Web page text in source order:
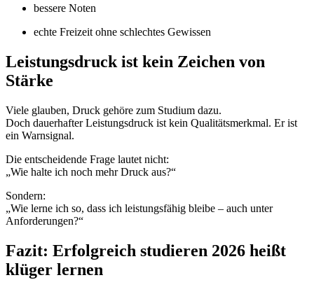
bessere Noten
echte Freizeit ohne schlechtes Gewissen
Leistungsdruck ist kein Zeichen von
Stärke
Viele glauben, Druck gehöre zum Studium dazu.
Doch dauerhafter Leistungsdruck ist kein Qualitätsmerkmal. Er ist
ein Warnsignal.
Die entscheidende Frage lautet nicht:
„Wie halte ich noch mehr Druck aus?“
Sondern:
„Wie lerne ich so, dass ich leistungsfähig bleibe – auch unter
Anforderungen?“
Fazit: Erfolgreich studieren 2026 heißt
klüger lernen